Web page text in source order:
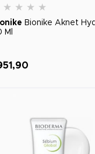
★ ★ ★ ★
Bionike Aknet
Ml